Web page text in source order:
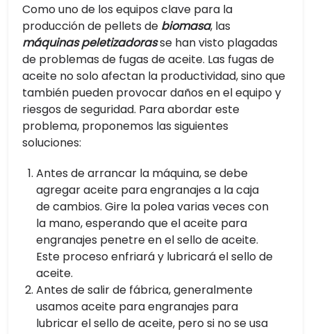
Como uno de los equipos clave para la
producción de pellets de biomasa, las
máquinas peletizadorasse han visto plagadas
de problemas de fugas de aceite. Las fugas de
aceite no solo afectan la productividad, sino que
también pueden provocar daños en el equipo y
riesgos de seguridad. Para abordar este
problema, proponemos las siguientes
soluciones:
Antes de arrancar la máquina, se debe
agregar aceite para engranajes a la caja
de cambios. Gire la polea varias veces con
la mano, esperando que el aceite para
engranajes penetre en el sello de aceite.
Este proceso enfriará y lubricará el sello de
aceite.
Antes de salir de fábrica, generalmente
usamos aceite para engranajes para
lubricar el sello de aceite, pero si no se usa